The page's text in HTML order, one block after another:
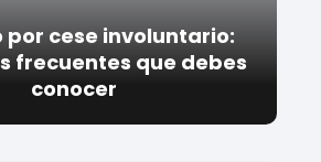
por cese involuntario:
frecuentes que debes
conocer